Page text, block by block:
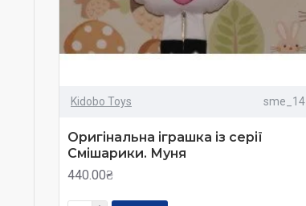
Kidobo Toys sme_14
Оригінальна іграшка із серії
Смішарики. Муня
440.00₴